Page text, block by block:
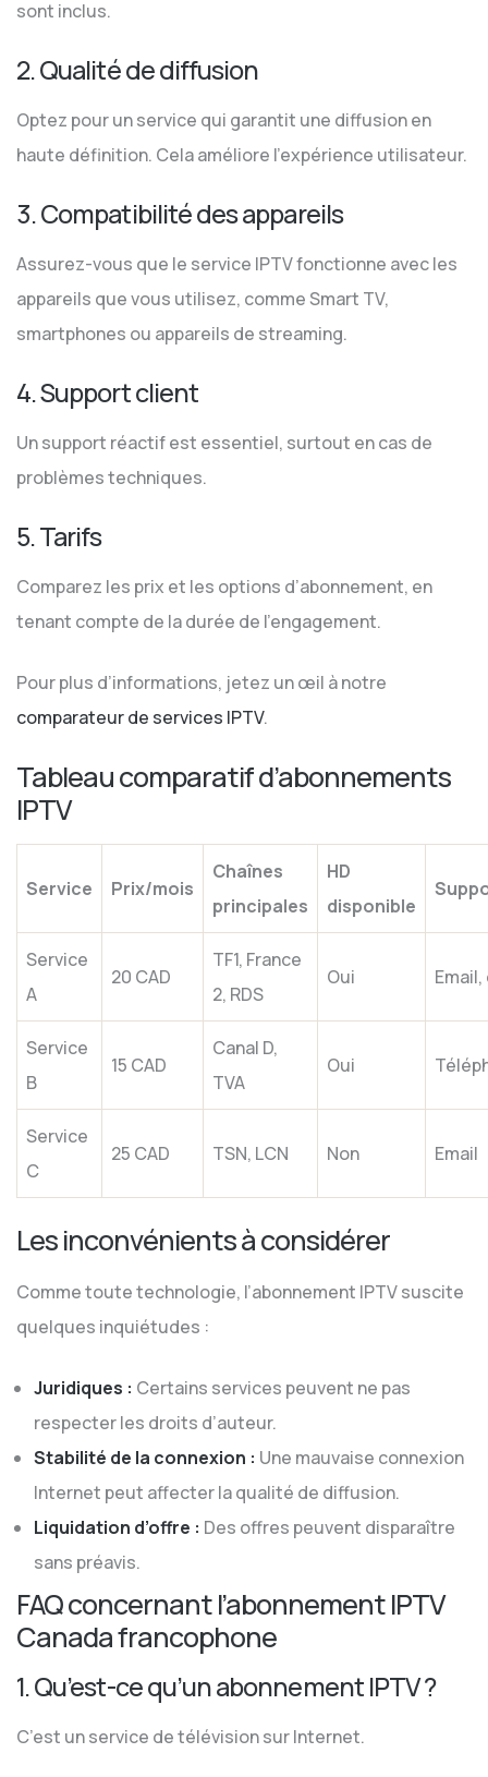
sont inclus.
2. Qualité de diffusion
Optez pour un service qui garantit une diffusion en
haute définition. Cela améliore l’expérience utilisateur.
3. Compatibilité des appareils
Assurez-vous que le service IPTV fonctionne avec les
appareils que vous utilisez, comme Smart TV,
smartphones ou appareils de streaming.
4. Support client
Un support réactif est essentiel, surtout en cas de
problèmes techniques.
5. Tarifs
Comparez les prix et les options d’abonnement, en
tenant compte de la durée de l’engagement.
Pour plus d’informations, jetez un œil à notre
comparateur de services IPTV.
Tableau comparatif d’abonnements
IPTV
Service Prix/mois
Chaînes
principales
HD
disponible
Service
A
20 CAD
TF1, France
2, RDS
Oui
Service
B
15 CAD
Canal D,
TVA
Oui
Service
C
25 CAD TSN, LCN Non Email
Les inconvénients à considérer
Comme toute technologie, l’abonnement IPTV suscite
quelques inquiétudes :
Juridiques : Certains services peuvent ne pas
respecter les droits d’auteur.
Stabilité de la connexion : Une mauvaise connexion
Internet peut affecter la qualité de diffusion.
Liquidation d’offre : Des offres peuvent disparaître
sans préavis.
FAQ concernant l’abonnement IPTV
Canada francophone
1. Qu’est-ce qu’un abonnement IPTV ?
C’est un service de télévision sur Internet.